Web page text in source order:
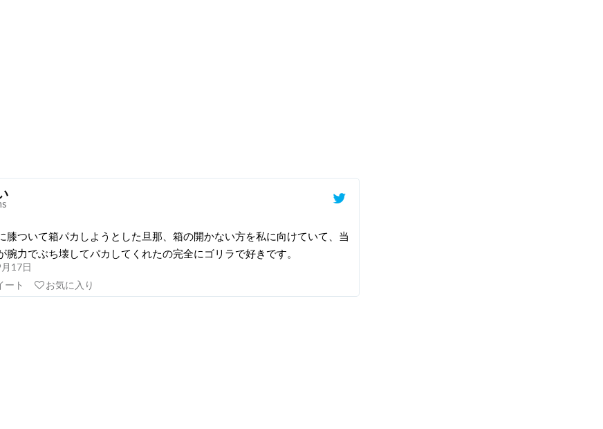
膝ついて箱パカしようとした旦那、箱の開かない方を私に向けていて、当
腕力でぶち壊してパカしてくれたの完全にゴリラで好きです。
17日
ート お気に入り